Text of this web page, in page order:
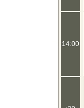
14:00